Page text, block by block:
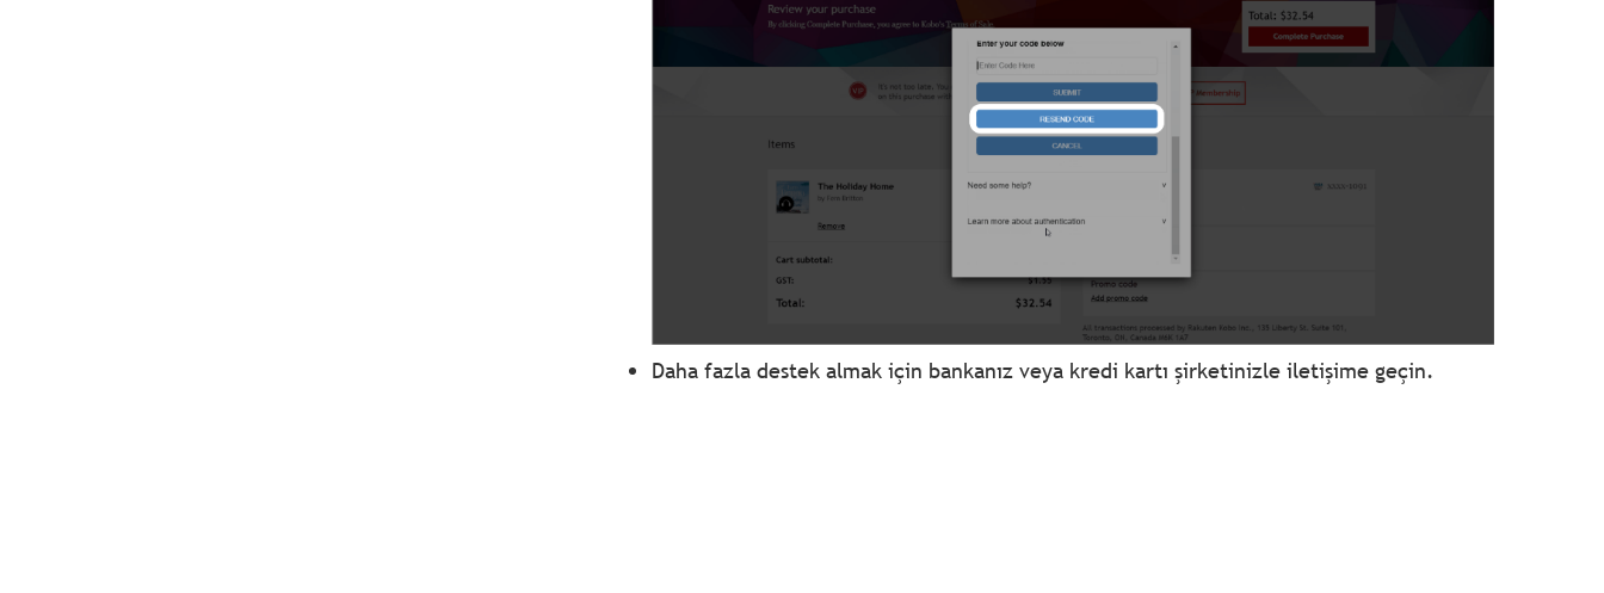
Daha fazla destek almak için bankanız veya kredi kartı şirketinizle iletişime geçin.